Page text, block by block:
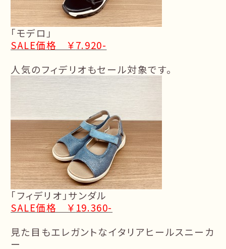
「モデロ」
SALE価格 ￥7.920-
人気のフィデリオもセール対象です。
「フィデリオ」サンダル
SALE価格 ￥ 19.360-
見た目もエレガントなイタリアヒールスニーカ
ー